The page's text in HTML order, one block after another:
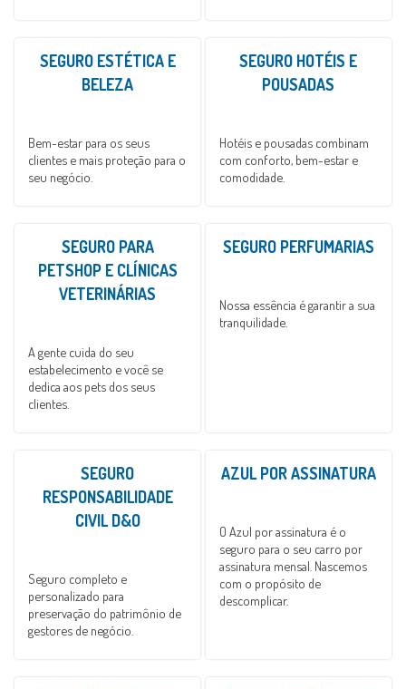
SEGURO ESTÉTICA E
BELEZA
Bem-estar para os seus
clientes e mais proteção para o
seu negócio.
SEGURO HOTÉIS E
POUSADAS
Hotéis e pousadas combinam
com conforto, bem-estar e
comodidade.
SEGURO PARA
PETSHOP E CLÍNICAS
VETERINÁRIAS
A gente cuida do seu
estabelecimento e você se
dedica aos pets dos seus
clientes.
SEGURO PERFUMARIAS
Nossa essência é garantir a sua
tranquilidade.
SEGURO
RESPONSABILIDADE
CIVIL D&O
Seguro completo e
personalizado para
preservação do patrimônio de
gestores de negócio.
AZUL POR ASSINATURA
O Azul por assinatura é o
seguro para o seu carro por
assinatura mensal. Nascemos
com o propósito de
descomplicar.